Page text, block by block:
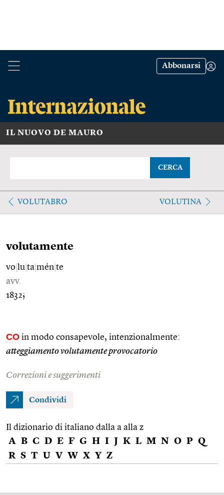
Abbonarsi
IL NUOVO DE MAURO
CERCA
VOLUTABRO VOLUTINA
volutamente
vo lu ta mén te
avv.
1832;
CO in modo consapevole, intenzionalmente:
atteggiamento volutamente provocatorio
Correzioni e suggerimenti
Condividi
Il dizionario di italiano dalla a alla z
A B C D E F G H I J K L M N O P Q
R S T U V W X Y Z